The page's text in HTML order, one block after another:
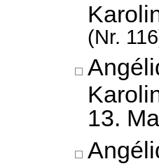
(Nr.
13.